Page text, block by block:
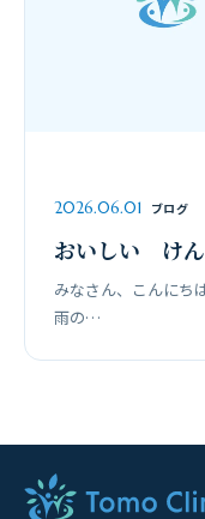
2026.06.01 ブログ
おいしい けん
みなさん、こんにち
雨の…